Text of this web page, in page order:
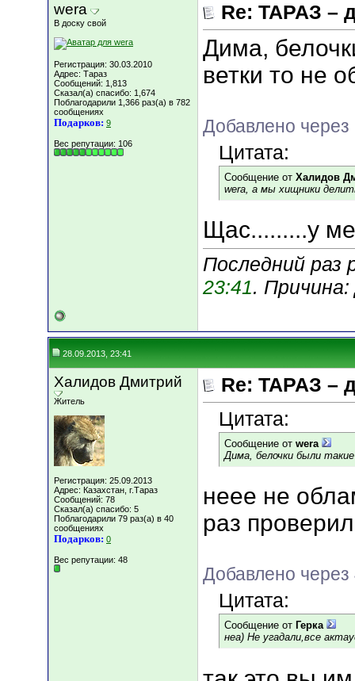
wera
В доску свой
Регистрация: 30.03.2010
Адрес: Тараз
Сообщений: 1,813
Сказал(а) спасибо: 1,674
Поблагодарили 1,366 раз(а) в 782
сообщениях
Подарков: 9
Вес репутации: 106
Re: ТАРАЗ –
Дима,
ветки то не
Добавлено через
Цитата:
Сообщение от Халидов
wera, а мы хищники
Щас.........у
Последний раз
23:41.
28.09.2013, 23:41
Халидов Дмитрий
Житель
Регистрация: 25.09.2013
Адрес: Казахстан, г.Тараз
Сообщений: 78
Сказал(а) спасибо: 5
Поблагодарили 79 раз(а) в 40
сообщениях
Подарков: 0
Вес репутации: 48
Re: ТАРАЗ –
Цитата:
Сообщение от wera
Дима, белочки были
неее не
раз
Добавлено
Цитата:
Сообщение от Герка
неа) Не угадали,все